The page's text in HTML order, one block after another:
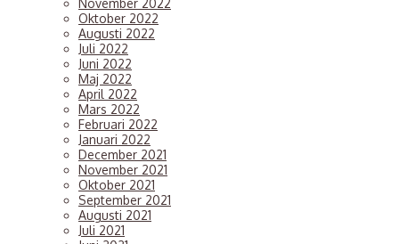
November 2022
Oktober 2022
Augusti 2022
Juli 2022
Juni 2022
Maj 2022
April 2022
Mars 2022
Februari 2022
Januari 2022
December 2021
November 2021
Oktober 2021
September 2021
Augusti 2021
Juli 2021